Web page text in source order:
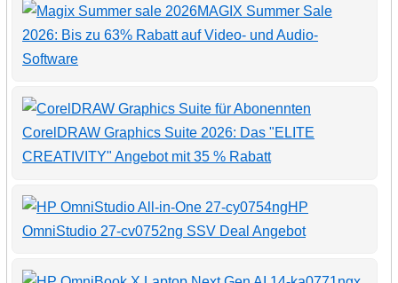
MAGIX Summer Sale
2026: Bis zu 63% Rabatt auf Video- und Audio-
Software
CorelDRAW Graphics Suite 2026: Das "ELITE
CREATIVITY" Angebot mit 35 % Rabatt
HP
OmniStudio 27-cv0752ng SSV Deal Angebot